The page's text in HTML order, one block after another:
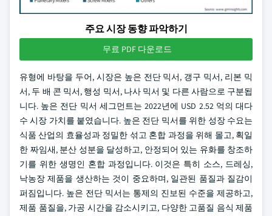
주요 시장 동향 파악하기
무료 PDF 다운로드
유형에 바탕을 두어, 시장은 높은 전단 믹서, 갱구 믹서, 리본 믹
서, 두 배 콘 믹서, 행성 믹서, 나사 믹서 및 다른 사람으로 구분됩
니다. 높은 전단 믹서 세그먼트는 2022년에 USD 2.52 억의 대다
수 시장 가치를 붙였습니다. 높은 전단 믹서를 위한 성장 수요는
식품 산업의 효율성과 정밀한 섞고 혼합 과정을 위해 몰고, 획일
한 짜임새, 분산 성분을 달성하고, 안정되어 있는 유화를 창조하
기를 위한 생명인 혼합 과정입니다. 이것은 특히 소스, 드레싱,
낙농장 제품을 생산하는 것이 중요하며, 일관된 품질과 질감이
퍼짐입니다. 높은 전단 믹서는 통제의 진보된 수준을 제공하고,
제품 품질을, 가공 시간을 감소시키고, 다양한 고품질 음식 제품